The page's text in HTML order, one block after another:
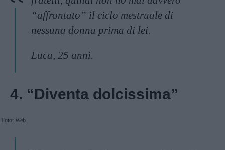
“affrontato” il ciclo mestruale di
nessuna donna prima di lei.
Luca, 25 anni.
4. “Diventa dolcissima”
Foto: Web